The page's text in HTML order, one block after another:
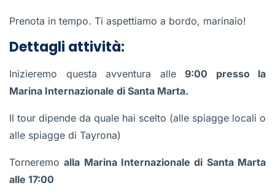
Prenota in tempo. Ti aspettiamo a bordo, marinaio!
Dettagli attività:
Inizieremo questa avventura alle 9:00 presso la
Marina Internazionale di Santa Marta.
Il tour dipende da quale hai scelto (alle spiagge locali o
alle spiagge di Tayrona)
Torneremoalla Marina Internazionale di Santa Marta
alle 17:00